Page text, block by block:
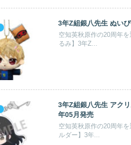
3年Z組銀八先生 ぬい
空知英秋原作の20周年
るみ】3年Z...
3年Z組銀八先生 アク
年05月発売
空知英秋原作の20周年
ルダー】3年...